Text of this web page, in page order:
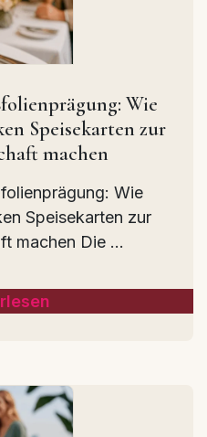
Wie
Speisekarten zur
machen
Wie
Speisekarten zur
machen Die ...